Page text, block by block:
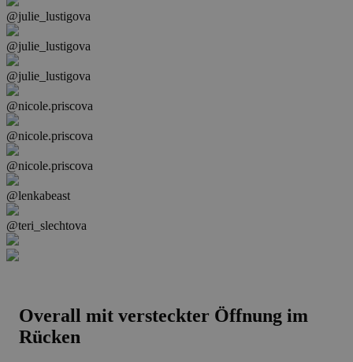
@julie_lustigova
@julie_lustigova
@julie_lustigova
@nicole.priscova
@nicole.priscova
@nicole.priscova
@lenkabeast
@teri_slechtova
Overall mit versteckter Öffnung im
Rücken